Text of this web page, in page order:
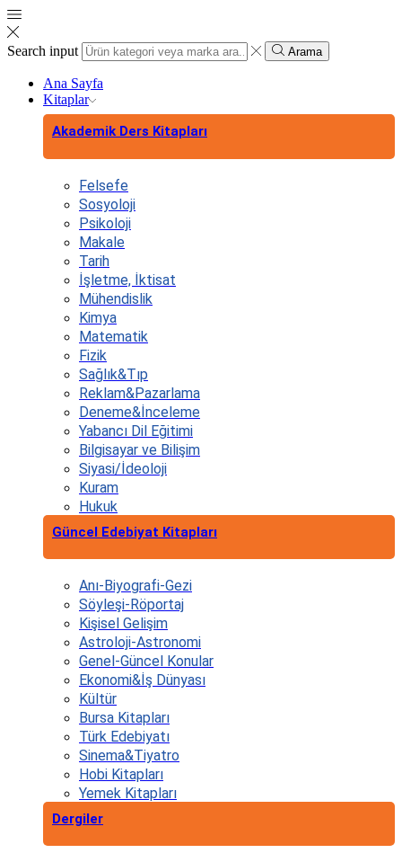
Search input Arama
Ana Sayfa
Kitaplar
Akademik Ders Kitapları
Felsefe
Sosyoloji
Psikoloji
Makale
Tarih
İşletme, İktisat
Mühendislik
Kimya
Matematik
Fizik
Sağlık&Tıp
Reklam&Pazarlama
Deneme&İnceleme
Yabancı Dil Eğitimi
Bilgisayar ve Bilişim
Siyasi/İdeoloji
Kuram
Hukuk
Güncel Edebiyat Kitapları
Anı-Biyografi-Gezi
Söyleşi-Röportaj
Kişisel Gelişim
Astroloji-Astronomi
Genel-Güncel Konular
Ekonomi&İş Dünyası
Kültür
Bursa Kitapları
Türk Edebiyatı
Sinema&Tiyatro
Hobi Kitapları
Yemek Kitapları
Dergiler